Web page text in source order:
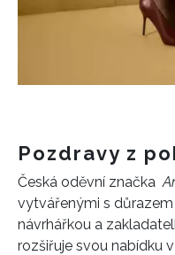
Pozdravy z
Česká oděvní značka
vytvářenými s
návrhářkou a
rozšiřuje svou nabídku